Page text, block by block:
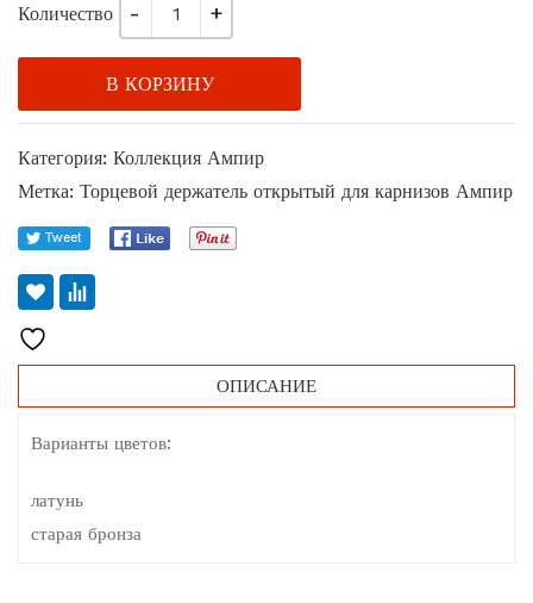
Количество
В КОРЗИНУ
Категория: Коллекция Ампир
Метка: Торцевой держатель открытый для карнизов Ампир
ОПИСАНИЕ
Варианты цветов:
латунь
старая бронза